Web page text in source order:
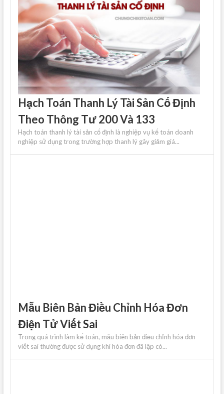
Hạch Toán Thanh Lý Tài Sản Cố Định
Theo Thông Tư 200 Và 133
Hạch toán thanh lý tài sản cố định là nghiệp vụ kế toán doanh
nghiệp sử dụng trong trường hợp thanh lý gây giảm giá...
Mẫu Biên Bản Điều Chỉnh Hóa Đơn
Điện Tử Viết Sai
Trong quá trình làm kế toán, mẫu biên bản điều chỉnh hóa đơn
viết sai thường được sử dụng khi hóa đơn đã lập có...